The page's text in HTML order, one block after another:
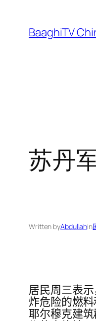
content
BaaghiTV
苏丹
Written byAbdullahin
居民周三表
炸危险的燃
耶尔穆克建